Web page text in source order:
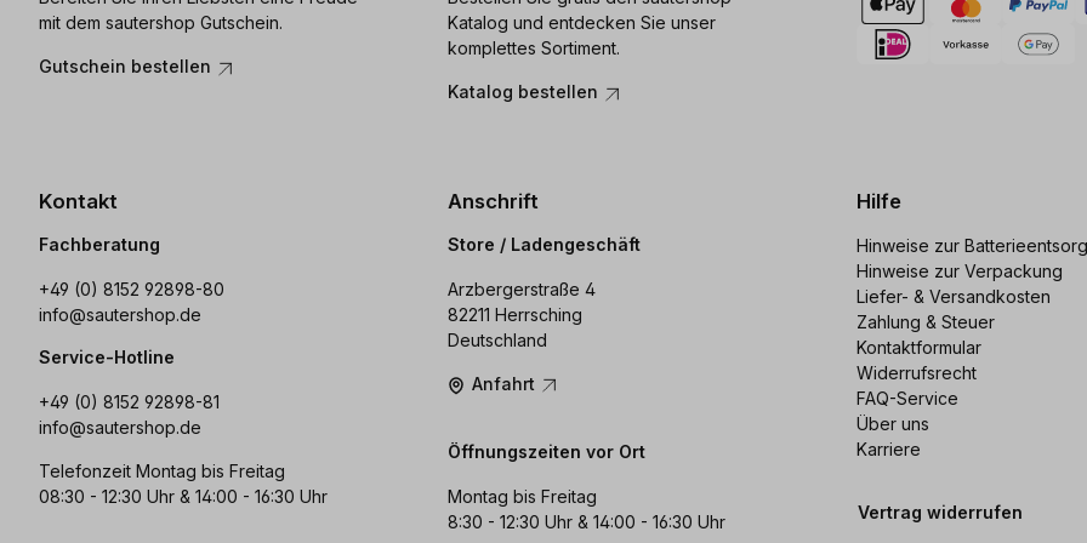
mit dem sautershop Gutschein.
Gutschein bestellen
Katalog und entdecken Sie unser
komplettes Sortiment.
Katalog bestellen
Kontakt
Fachberatung
+49 (0) 8152 92898-80
info@sautershop.de
Service-Hotline
+49 (0) 8152 92898-81
info@sautershop.de
Telefonzeit Montag bis Freitag
08:30 - 12:30 Uhr & 14:00 - 16:30 Uhr
Anschrift
Store / Ladengeschäft
Arzbergerstraße 4
82211 Herrsching
Deutschland
Anfahrt
Öffnungszeiten vor Ort
Montag bis Freitag
8:30 - 12:30 Uhr & 14:00 - 16:30 Uhr
Hilfe
Hinweise zur
Hinweise zur Verpackung
Liefer- & Versandkosten
Zahlung & Steuer
Kontaktformular
Widerrufsrecht
FAQ-Service
Über uns
Karriere
Vertrag widerrufen